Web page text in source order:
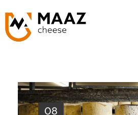
Unser Wissen
08